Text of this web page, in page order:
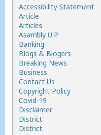
Accessibility Statement
Article
Articles
Asambly U.P.
Banking
Blogs & Blogers
Breaking News
Business
Contact Us
Copyright Policy
Covid-19
Disclaimer
District
District